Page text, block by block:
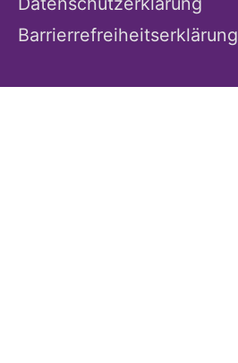
Barrierrefreiheitserklärung